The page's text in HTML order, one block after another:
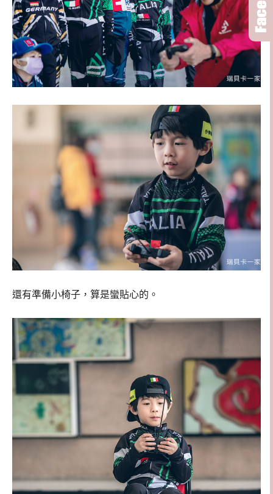
還有準備小椅子，算是蠻貼心的。